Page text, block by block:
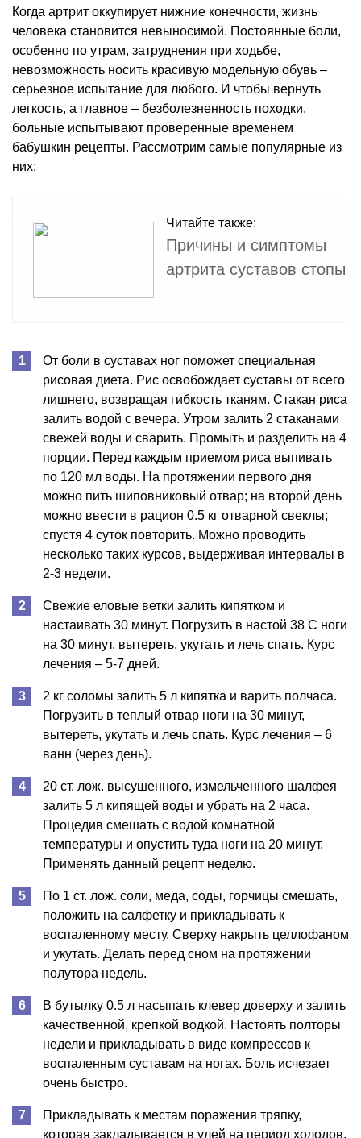
Когда артрит оккупирует нижние конечности, жизнь
человека становится невыносимой. Постоянные боли,
особенно по утрам, затруднения при ходьбе,
невозможность носить красивую модельную обувь –
серьезное испытание для любого. И чтобы вернуть
легкость, а главное – безболезненность походки,
больные испытывают проверенные временем
бабушкин рецепты. Рассмотрим самые популярные из
них:
Читайте также:
Причины и симптомы
артрита суставов стопы
От боли в суставах ног поможет специальная
рисовая диета. Рис освобождает суставы от всего
лишнего, возвращая гибкость тканям. Стакан риса
залить водой с вечера. Утром залить 2 стаканами
свежей воды и сварить. Промыть и разделить на 4
порции. Перед каждым приемом риса выпивать
по 120 мл воды. На протяжении первого дня
можно пить шиповниковый отвар; на второй день
можно ввести в рацион 0.5 кг отварной свеклы;
спустя 4 суток повторить. Можно проводить
несколько таких курсов, выдерживая интервалы в
2-3 недели.
Свежие еловые ветки залить кипятком и
настаивать 30 минут. Погрузить в настой 38 С ноги
на 30 минут, вытереть, укутать и лечь спать. Курс
лечения – 5-7 дней.
2 кг соломы залить 5 л кипятка и варить полчаса.
Погрузить в теплый отвар ноги на 30 минут,
вытереть, укутать и лечь спать. Курс лечения – 6
ванн (через день).
20 ст. лож. высушенного, измельченного шалфея
залить 5 л кипящей воды и убрать на 2 часа.
Процедив смешать с водой комнатной
температуры и опустить туда ноги на 20 минут.
Применять данный рецепт неделю.
По 1 ст. лож. соли, меда, соды, горчицы смешать,
положить на салфетку и прикладывать к
воспаленному месту. Сверху накрыть целлофаном
и укутать. Делать перед сном на протяжении
полутора недель.
В бутылку 0.5 л насыпать клевер доверху и залить
качественной, крепкой водкой. Настоять полторы
недели и прикладывать в виде компрессов к
воспаленным суставам на ногах. Боль исчезает
очень быстро.
Прикладывать к местам поражения тряпку,
которая закладывается в улей на период холодов.